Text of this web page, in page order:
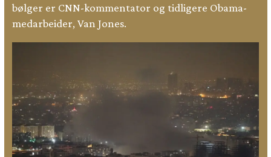
bølger er CNN-kommentator og tidligere Obama-
medarbeider, Van Jones.